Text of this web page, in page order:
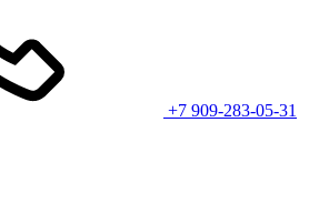
+7 909-283-05-31